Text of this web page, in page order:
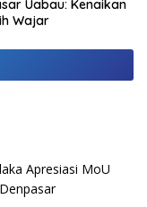
Uabau: Kenaikan
Wajar